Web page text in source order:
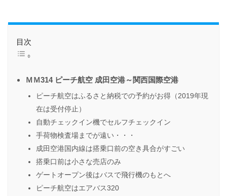
目次
ＭＭ314 ピーチ航空 成田空港～関西国際空港
ピーチ航空はふるさと納税での予約がお得（2019年現
在は受付停止）
自動チェックイン機でセルフチェックイン
手荷物検査場までが遠い・・・
成田空港国内線は搭乗口前の空き具合がすごい
搭乗口前は小さな売店のみ
ゲートオープン後はバスで飛行機のもとへ
ピーチ航空はエアバス320